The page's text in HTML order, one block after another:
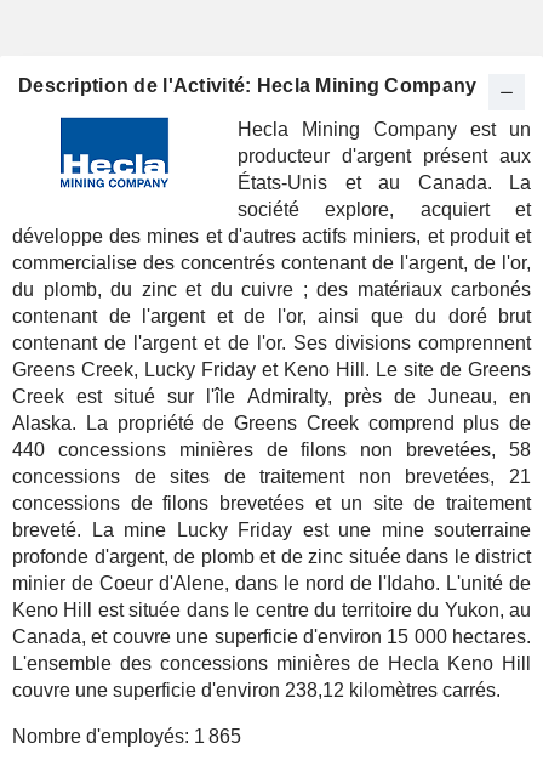
Description de l'Activité: Hecla Mining Company
Hecla Mining Company est un
producteur d'argent présent aux
États-Unis et au Canada. La
société explore, acquiert et
développe des mines et d'autres actifs miniers, et produit et
commercialise des concentrés contenant de l'argent, de l'or,
du plomb, du zinc et du cuivre ; des matériaux carbonés
contenant de l'argent et de l'or, ainsi que du doré brut
contenant de l'argent et de l'or. Ses divisions comprennent
Greens Creek, Lucky Friday et Keno Hill. Le site de Greens
Creek est situé sur l'île Admiralty, près de Juneau, en
Alaska. La propriété de Greens Creek comprend plus de
440 concessions minières de filons non brevetées, 58
concessions de sites de traitement non brevetées, 21
concessions de filons brevetées et un site de traitement
breveté. La mine Lucky Friday est une mine souterraine
profonde d'argent, de plomb et de zinc située dans le district
minier de Coeur d'Alene, dans le nord de l'Idaho. L'unité de
Keno Hill est située dans le centre du territoire du Yukon, au
Canada, et couvre une superficie d'environ 15 000 hectares.
L'ensemble des concessions minières de Hecla Keno Hill
couvre une superficie d'environ 238,12 kilomètres carrés.
Nombre d'employés: 1 865